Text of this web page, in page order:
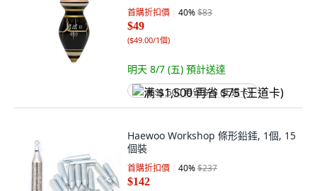
首購折扣價 40%$83
$49
($49.00/1個)
明天 8/7 (五) 預計送達
满 $1,500 再省 $75 (王道卡)
Haewoo Workshop 條形鉛錘, 1個, 15
個裝
首購折扣價 40%$237
$142